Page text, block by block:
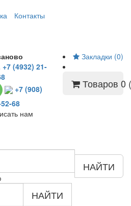
Контакты
+7 (4932) 21-
+7 (908)
68
нам
Закладки (0)
Товаров 0
НАЙТИ
НАЙТИ